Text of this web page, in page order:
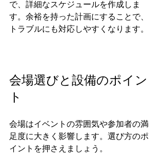
で、詳細なスケジュールを作成しま
す。余裕を持った計画にすることで、
トラブルにも対応しやすくなります。
会場選びと設備のポイン
ト
会場はイベントの雰囲気や参加者の満
足度に大きく影響します。選び方のポ
イントを押さえましょう。